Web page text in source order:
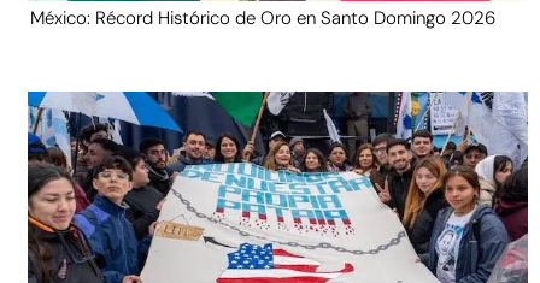
México: Récord Histórico de Oro en Santo Domingo 2026